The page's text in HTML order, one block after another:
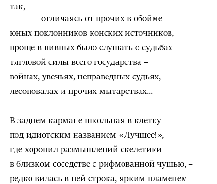
так,
отличаясь от прочих в обойме
юных поклонников конских источников,
проще в пивных было слушать о судьбах
тягловой силы всего государства –
войнах, увечьях, неправедных судьях,
лесоповалах и прочих мытарствах...
В заднем кармане школьная в клетку
под идиотским названием «Лучшее!»,
где хоронил размышлений скелетики
в близком соседстве с рифмованной чушью, –
редко вилась в ней строка, ярким пламенем